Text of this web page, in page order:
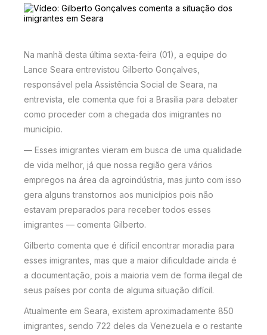
Na manhã desta última sexta-feira (01), a equipe do
Lance Seara entrevistou Gilberto Gonçalves,
responsável pela Assistência Social de Seara, na
entrevista, ele comenta que foi a Brasília para debater
como proceder com a chegada dos imigrantes no
município.
— Esses imigrantes vieram em busca de uma qualidade
de vida melhor, já que nossa região gera vários
empregos na área da agroindústria, mas junto com isso
gera alguns transtornos aos municípios pois não
estavam preparados para receber todos esses
imigrantes — comenta Gilberto.
Gilberto comenta que é difícil encontrar moradia para
esses imigrantes, mas que a maior dificuldade ainda é
a documentação, pois a maioria vem de forma ilegal de
seus países por conta de alguma situação difícil.
Atualmente em Seara, existem aproximadamente 850
imigrantes, sendo 722 deles da Venezuela e o restante